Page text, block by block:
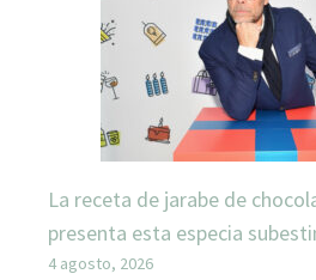
La receta de jarabe de
presenta esta especia
4 agosto, 2026